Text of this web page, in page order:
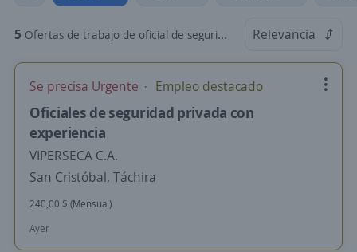
5 Ofertas de trabajo de oficial de seguridad en Táchira Relevancia
Se precisa Urgente Empleo destacado
Oficiales de seguridad privada con
experiencia
VIPERSECA C.A.
San Cristóbal, Táchira
240,00 $ (Mensual)
Ayer